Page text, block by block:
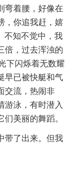
弯着腰，好像在
，你追我赶，嬉
不知不觉中，我
倍，过去浑浊的
下闪烁着无数耀
早已被快艇和气
交流，热闹非
游泳，有时潜入
美丽的舞蹈。
带了出来。但我